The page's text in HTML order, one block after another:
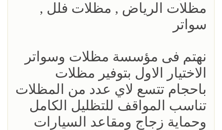
مظلات الرياض , مظلات فلل ,
سواتر
نهتم فى مؤسسة مظلات وسواتر
الاختيار الاول بتوفير مظلات
باحجام تتسع لاي عدد من المظلات
تناسب المواقف للتظليل الكامل
وحماية زجاج ومقاعد السيارات